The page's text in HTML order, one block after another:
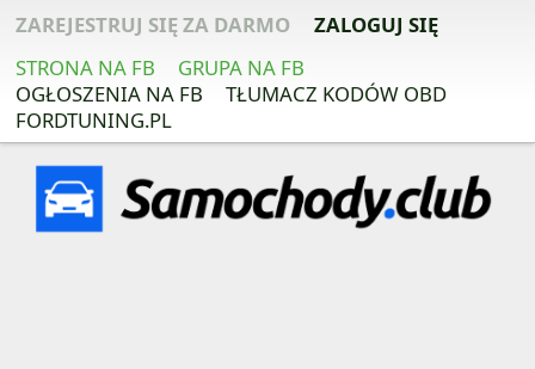
ZAREJESTRUJ SIĘ ZA DARMO
ZALOGUJ SIĘ
STRONA NA FB
GRUPA NA FB
OGŁOSZENIA NA FB
TŁUMACZ KODÓW OBD
FORDTUNING.PL